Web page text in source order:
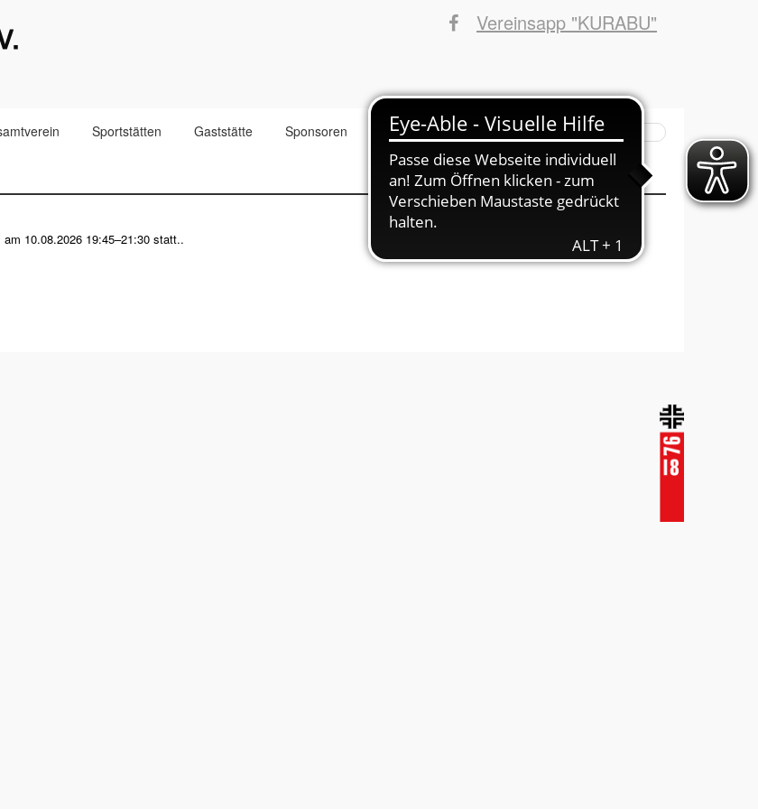
Vereinsapp "KURABU"
Sportstätten Gaststätte Sponsoren INFOs ins Haus Mitglied werden
Suchbegriffe
am 10.08.2026 19:45–21:30 statt..